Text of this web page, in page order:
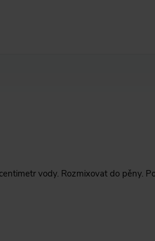
vody. Rozmixovat do pěny.